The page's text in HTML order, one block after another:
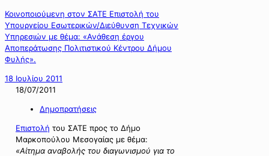
Κοινοποιούμενη στον ΣΑΤΕ Επιστολή του
Υπουργείου Εσωτερικών/Διεύθυνση Τεχνικών
Υπηρεσιών με θέμα: «Ανάθεση έργου
Αποπεράτωσης Πολιτιστικού Κέντρου Δήμου
Φυλής».
18 Ιουλίου 2011
18/07/2011
Δημοπρατήσεις
Επιστολή του ΣΑΤΕ προς το Δήμο
Μαρκοπούλου Μεσογαίας με θέμα:
«Αίτημα αναβολής του διαγωνισμού για το